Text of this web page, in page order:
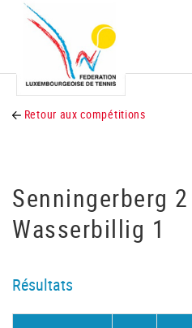
Retour aux compétitions
Senningerberg
Wasserbillig 1
Résultats